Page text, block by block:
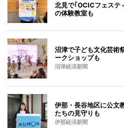
北見で｢OCICフェステ
の体験教室も
沼津で子ども文化芸術
ークショップも
沼津経済新聞
伊那・長谷地区に公文
たちの見守りも
伊那経済新聞